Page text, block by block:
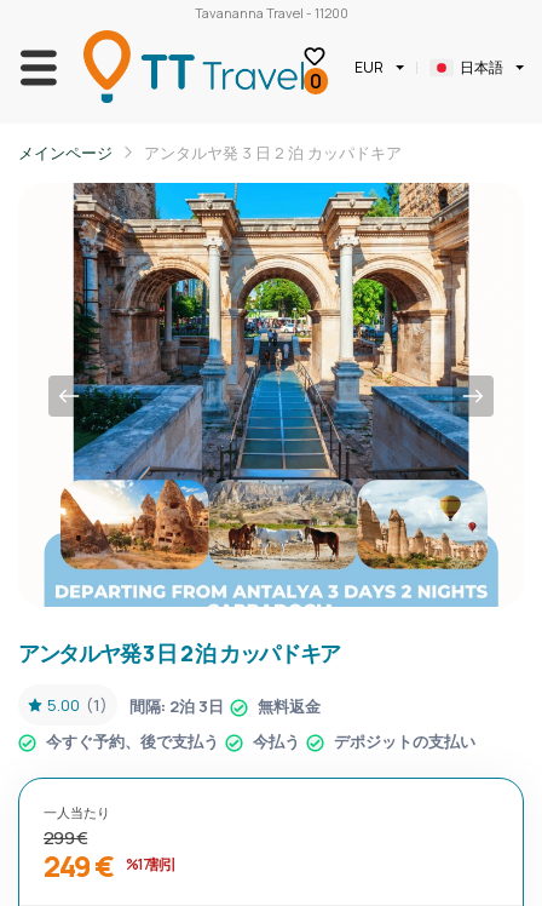
Tavananna Travel - 11200
0 EUR 日本語
メインページ アンタルヤ発 3 日 2 泊 カッパドキア
アンタルヤ発 3 日 2 泊 カッパドキア
5.00 (1) 間隔: 2泊 3日
無料返金
今すぐ予約、後で支払う
今払う デポジットの支払い
一人当たり
299 €
249 € %17割引